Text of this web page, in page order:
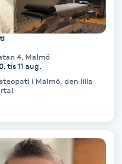
4, Malmö
tis 11 aug.
i Malmö, den lilla